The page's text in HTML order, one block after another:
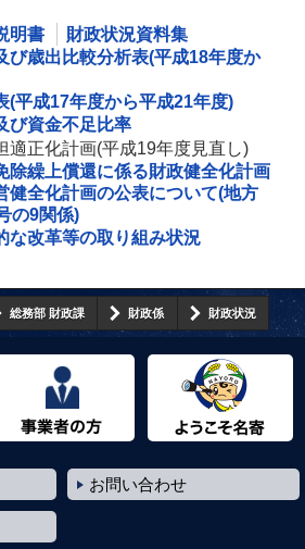
明書
財政状況資料集
び歳出比較分析表(平成18年度か
(平成17年度から平成21年度)
び資金不足比率
適正化計画(平成19年度見直し)
除繰上償還に係る財政健全化計画
健全化計画の公表について(地方
の9関係)
な改革等の取り組み状況
総務部 財政課 財政係 財政状況
お問い合わせ